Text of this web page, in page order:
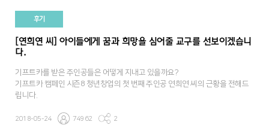
후기
[연희연 씨] 아이들에게 꿈과 희망을 심어줄 교구를 선보이겠습니
다.
기프트카를 받은 주인공들은 어떻게 지내고 있을까요?
기프트카 캠페인 시즌8 청년창업의 첫 번째 주인공 연희연 씨의 근황을 전해드
립니다.
2018-05-24 74962 2